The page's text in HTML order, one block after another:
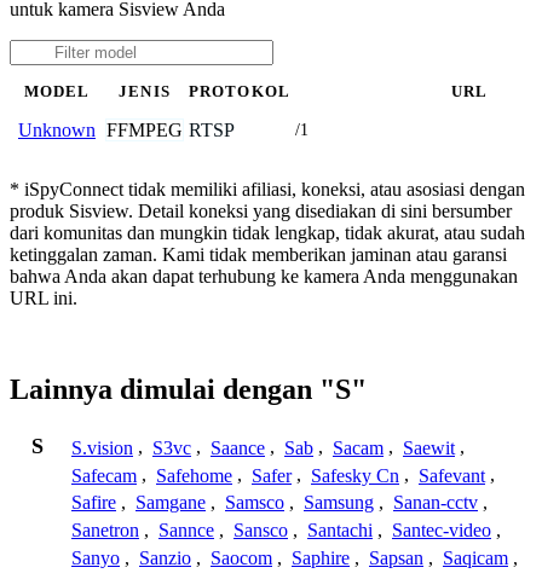
untuk kamera Sisview Anda
MODEL JENIS PROTOKOL URL
Unknown FFMPEG RTSP /1
* iSpyConnect tidak memiliki afiliasi, koneksi, atau asosiasi dengan
produk Sisview. Detail koneksi yang disediakan di sini bersumber
dari komunitas dan mungkin tidak lengkap, tidak akurat, atau sudah
ketinggalan zaman. Kami tidak memberikan jaminan atau garansi
bahwa Anda akan dapat terhubung ke kamera Anda menggunakan
URL ini.
Lainnya dimulai dengan "S"
S S.vision , S3vc , Saance , Sab , Sacam , Saewit ,
Safecam , Safehome , Safer , Safesky Cn , Safevant ,
Safire , Samgane , Samsco , Samsung , Sanan-cctv ,
Sanetron , Sannce , Sansco , Santachi , Santec-video ,
Sanyo , Sanzio , Saocom , Saphire , Sapsan , Saqicam ,